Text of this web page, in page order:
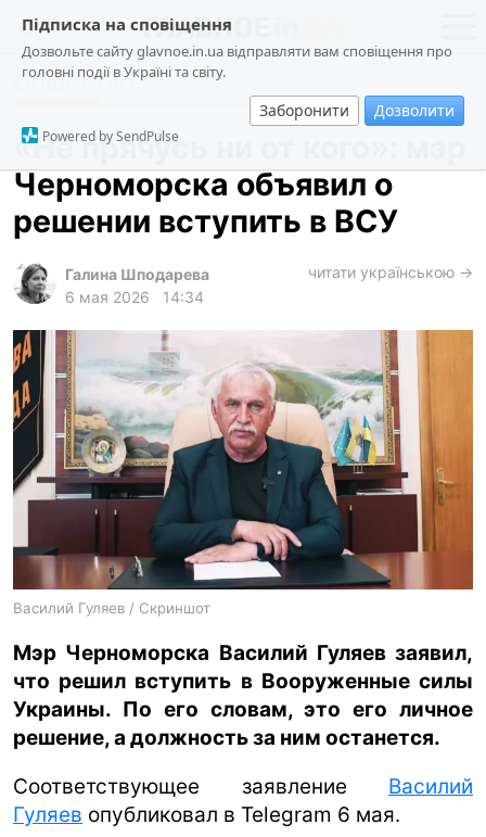
Підписка на сповіщення
Дозвольте сайту glavnoe.in.ua відправляти вам сповіщення про
головні події в Україні та світу.
Заборонити Дозволити
Powered by SendPulse
новости
о проекте
общество
происшествия
криминал
харьков
архив
gambling
Общество
«Не прячусь ни от кого»: мэр
Черноморска объявил о
решении вступить в ВСУ
Галина Шподарева
6 мая 2026
14:34
читати українською →
Василий Гуляев / Скриншот
Мэр Черноморска Василий Гуляев заявил,
что решил вступить в Вооруженные силы
Украины. По его словам, это его личное
решение, а должность за ним останется.
Соответствующее заявление Василий
Гуляев опубликовал в Telegram 6 мая.